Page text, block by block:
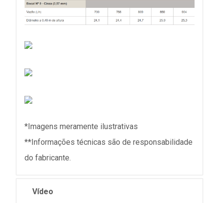
*Imagens meramente ilustrativas
**Informações técnicas são de responsabilidade
do fabricante.
Vídeo